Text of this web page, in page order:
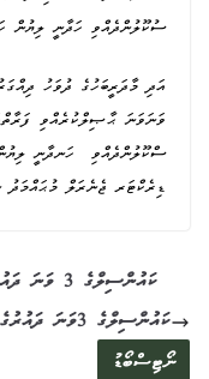
ސުކޫލުންދެއްވި ހަދާނީ ލިޔުން
އަދި މާދަރީބަހުގެ ދުވަހު
ވަނަވަނަ ޙާޞިލްކުރެއްވި
ސްކޫލުންދެއްވި ހަނދާނީ
ޑިރެކްޓަރ ޖެނެރަލް މުޙައްމަދު
ކައުންސިލްގެ 3 ވަނަ ދައުރުގެ އިންތިޤާލީ މަރުހަލާ 38 ވަނަ ޢާންމުޖަލްސާ
ކައުންސިލްގެ 3ވަނަ ދައުރުގެ އިންތިޤާލީ މަރުޙަލާގެ 39 ވަނަ ޢާއްމުޖަލްސާ
ނޯޓިސްބޯޑު